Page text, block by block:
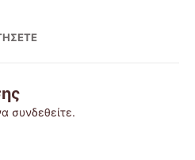
συνδεθείτε.